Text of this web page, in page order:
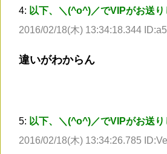
4: 以下、＼(^o^)／でVIPがお送り
2016/02/18(木) 13:34:18.344
違いがわからん
5: 以下、＼(^o^)／でVIPがお送り
2016/02/18(木) 13:34:26.785